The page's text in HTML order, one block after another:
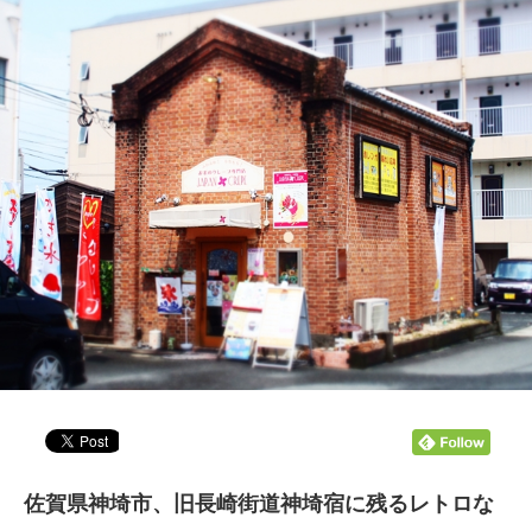
佐賀県神埼市、旧長崎街道神埼宿に残るレトロな